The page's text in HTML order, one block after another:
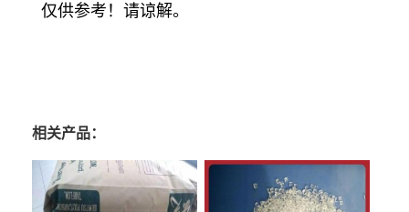
仅供参考！请谅解。
相关产品：